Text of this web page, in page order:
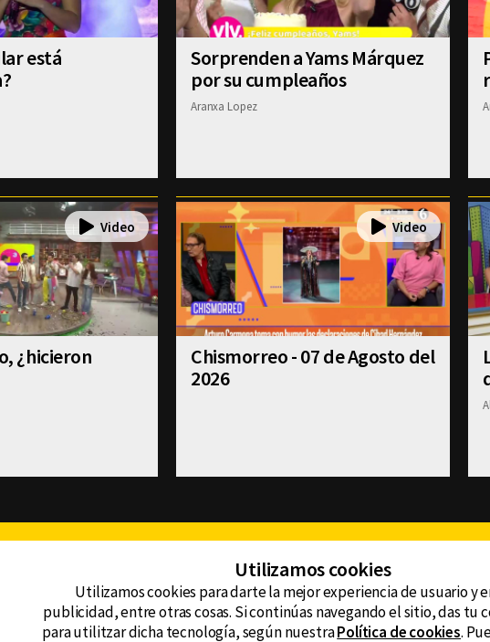
está
Sorprenden a Yams Márquez
por su cumpleaños
Aranxa Lopez
¿hicieron
Chismorreo - 07 de Agosto del
2026
© CANAL 6 2026
CONTACTO
AVISO DE PRIVACIDAD
Utilizamos cookies
Utilizamos cookies para darte la mejor experiencia de usuario y
publicidad, entre otras cosas. Si continúas navegando el sitio, das tu
para utilitzar dicha tecnología, según nuestraPolítica de cookies.